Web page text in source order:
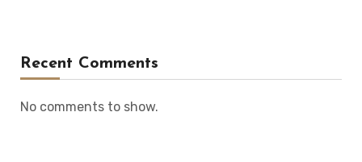
Recent Comments
No comments to show.